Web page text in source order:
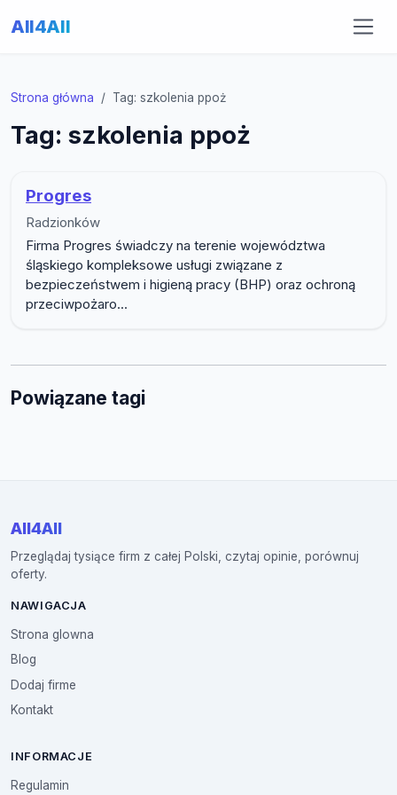
All4All
Strona główna Tag: szkolenia ppoż
Tag: szkolenia ppoż
Progres
Radzionków
Firma Progres świadczy na terenie województwa
śląskiego kompleksowe usługi związane z
bezpieczeństwem i higieną pracy (BHP) oraz ochroną
przeciwpożaro...
Powiązane tagi
All4All
Przeglądaj tysiące firm z całej Polski, czytaj opinie, porównuj
oferty.
NAWIGACJA
Strona glowna
Blog
Dodaj firme
Kontakt
INFORMACJE
Regulamin